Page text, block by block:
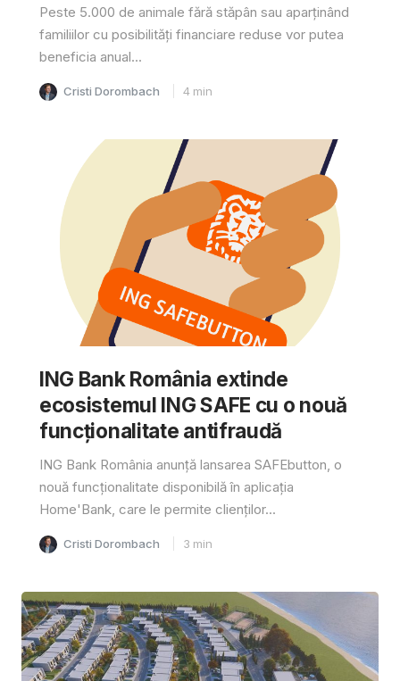
Peste 5.000 de animale fără stăpân sau aparținând
familiilor cu posibilități financiare reduse vor putea
beneficia anual...
Cristi Dorombach 4 min
ING Bank România extinde
ecosistemul ING SAFE cu o nouă
funcționalitate antifraudă
ING Bank România anunță lansarea SAFEbutton, o
nouă funcționalitate disponibilă în aplicația
Home'Bank, care le permite clienților...
Cristi Dorombach 3 min